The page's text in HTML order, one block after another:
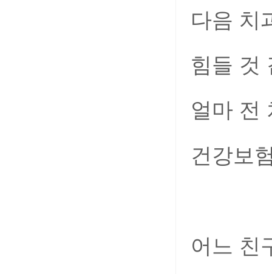
다음 치
힘들 것
얼마 전
건강보
어느 친